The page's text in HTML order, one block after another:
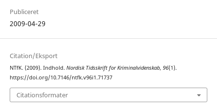
Publiceret
2009-04-29
Citation/Eksport
NTfK. (2009). Indhold. Nordisk Tidsskrift for Kriminalvidenskab, 96(1).
https://doi.org/10.7146/ntfk.v96i1.71737
Citationsformater